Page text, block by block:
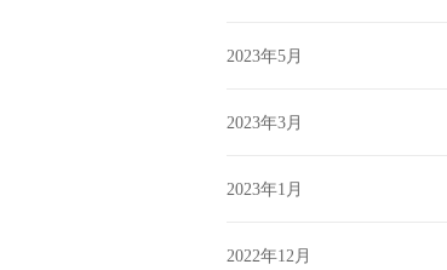
2023年5月
2023年3月
2023年1月
2022年12月